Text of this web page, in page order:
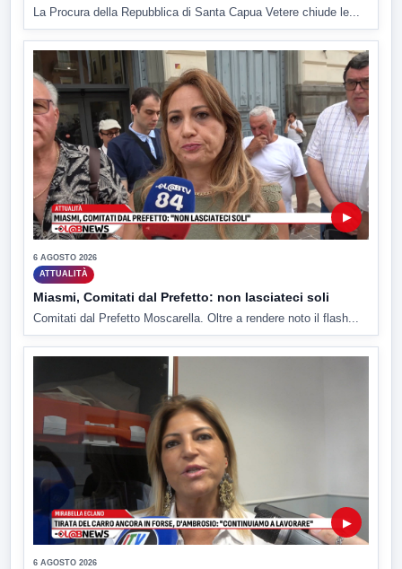
La Procura della Repubblica di Santa Capua Vetere chiude le...
▶
6 AGOSTO 2026
ATTUALITÀ
Miasmi, Comitati dal Prefetto: non lasciateci soli
Comitati dal Prefetto Moscarella. Oltre a rendere noto il flash...
▶
6 AGOSTO 2026